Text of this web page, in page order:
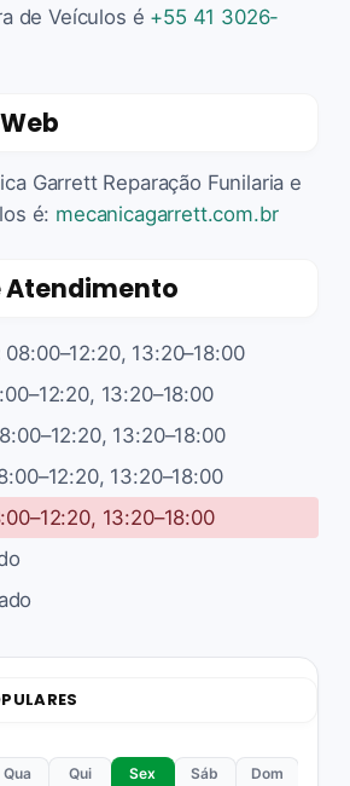
de Veículos é +55 41 3026-
Garrett Reparação Funilaria e
é: mecanicagarrett.com.br
Atendimento
08:00–12:20, 13:20–18:00
13:20–18:00
13:20–18:00
13:20–18:00
13:20–18:00
Qua Qui Sex Sáb Dom